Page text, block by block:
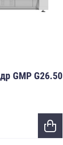
GMP G26.50